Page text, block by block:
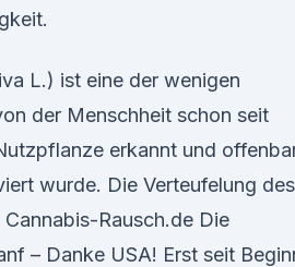
L.) ist eine der wenigen
der Menschheit schon seit
erkannt und
wurde. Die Verteufelung des
Rausch.de Die
– Danke USA! Erst seit